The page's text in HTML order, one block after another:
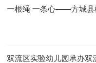
一根绳 一条心——方城县
双流区实验幼儿园承办双